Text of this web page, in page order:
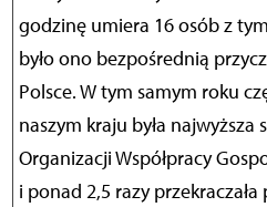
godzinę umiera 16 osób z
było ono bezpośrednią
Polsce. W tym samym roku
naszym kraju była najwyższa
Organizacji Współpracy
i ponad 2,5 razy